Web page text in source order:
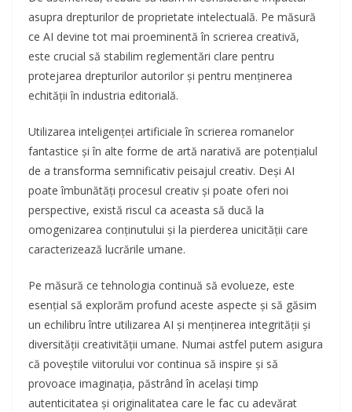
asupra drepturilor de proprietate intelectuală. Pe măsură
ce AI devine tot mai proeminentă în scrierea creativă,
este crucial să stabilim reglementări clare pentru
protejarea drepturilor autorilor și pentru menținerea
echității în industria editorială.
Utilizarea inteligenței artificiale în scrierea romanelor
fantastice și în alte forme de artă narativă are potențialul
de a transforma semnificativ peisajul creativ. Deși AI
poate îmbunătăți procesul creativ și poate oferi noi
perspective, există riscul ca aceasta să ducă la
omogenizarea conținutului și la pierderea unicității care
caracterizează lucrările umane.
Pe măsură ce tehnologia continuă să evolueze, este
esențial să explorăm profund aceste aspecte și să găsim
un echilibru între utilizarea AI și menținerea integrității și
diversității creativității umane. Numai astfel putem asigura
că poveștile viitorului vor continua să inspire și să
provoace imaginația, păstrând în același timp
autenticitatea și originalitatea care le fac cu adevărat